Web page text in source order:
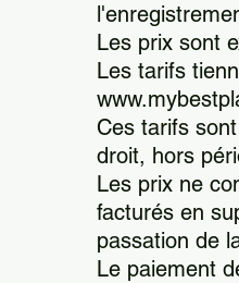
Les prix sont
Les tarifs
Ces tarifs
droit, hors
Les prix ne
facturés en
passation de
Le paiement